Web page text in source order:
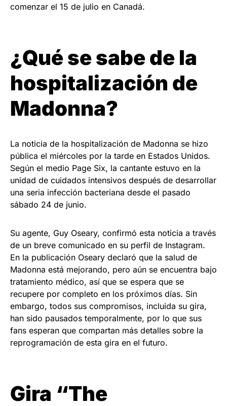
comenzar el 15 de julio en Canadá.
¿Qué se sabe de la
hospitalización de
Madonna?
La noticia de la hospitalización de Madonna se hizo
pública el miércoles por la tarde en Estados Unidos.
Según el medio Page Six, la cantante estuvo en la
unidad de cuidados intensivos después de desarrollar
una seria infección bacteriana desde el pasado
sábado 24 de junio.
Su agente, Guy Oseary, confirmó esta noticia a través
de un breve comunicado en su perfil de Instagram.
En la publicación Oseary declaró que la salud de
Madonna está mejorando, pero aún se encuentra bajo
tratamiento médico, así que se espera que se
recupere por completo en los próximos días. Sin
embargo, todos sus compromisos, incluida su gira,
han sido pausados temporalmente, por lo que sus
fans esperan que compartan más detalles sobre la
reprogramación de esta gira en el futuro.
Gira “The